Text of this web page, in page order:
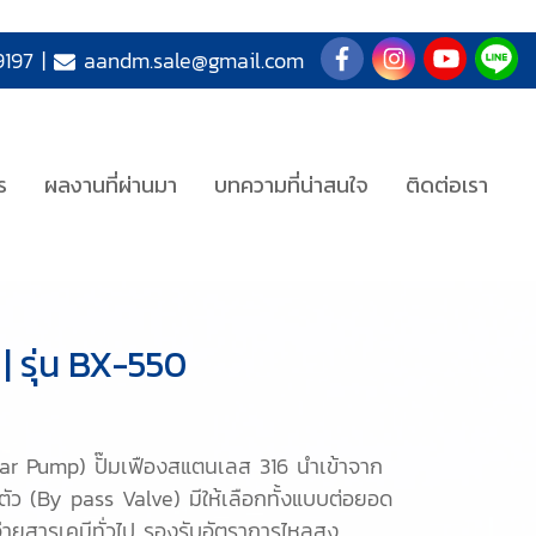
| aandm.sale@gmail.com
ผลงานที่ผ่านมา บทความที่น่าสนใจ ติดต่อเรา
รุ่น BX-550
Pump) ปั๊มเฟืองสแตนเลส 316 นำเข้าจาก
ว (By pass Valve) มีให้เลือกทั้งแบบต่อยอด